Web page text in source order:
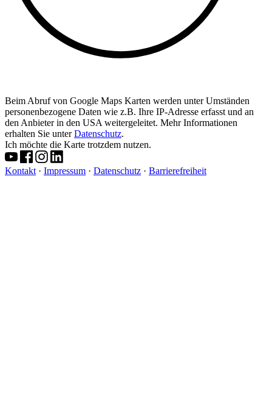
Beim Abruf von Google Maps Karten werden unter Umständen
personenbezogene Daten wie z.B. Ihre IP-Adresse erfasst und an
den Anbieter in den USA weitergeleitet. Mehr Informationen
erhalten Sie unterDatenschutz.
Ich möchte die Karte trotzdem nutzen.
Kontakt · Impressum · Datenschutz · Barrierefreiheit